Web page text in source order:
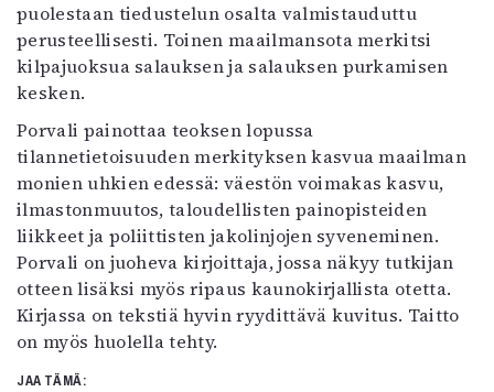
puolestaan tiedustelun osalta valmistauduttu
perusteellisesti. Toinen maailmansota merkitsi
kilpajuoksua salauksen ja salauksen purkamisen
kesken.
Porvali painottaa teoksen lopussa
tilannetietoisuuden merkityksen kasvua maailman
monien uhkien edessä: väestön voimakas kasvu,
ilmastonmuutos, taloudellisten painopisteiden
liikkeet ja poliittisten jakolinjojen syveneminen.
Porvali on juoheva kirjoittaja, jossa näkyy tutkijan
otteen lisäksi myös ripaus kaunokirjallista otetta.
Kirjassa on tekstiä hyvin ryydittävä kuvitus. Taitto
on myös huolella tehty.
JAA TÄMÄ: